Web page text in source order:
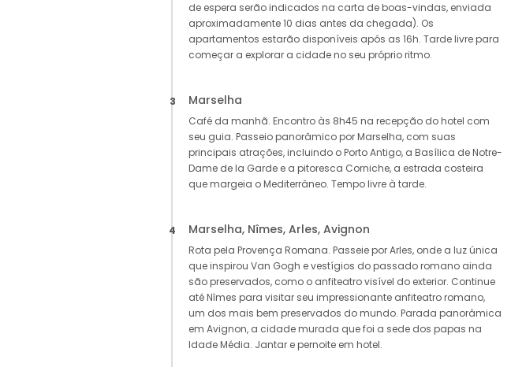
de espera serão indicados na carta de boas-vindas, enviada
aproximadamente 10 dias antes da chegada). Os
apartamentos estarão disponíveis após as 16h. Tarde livre para
começar a explorar a cidade no seu próprio ritmo.
3 Marselha
Café da manhã. Encontro às 8h45 na recepção do hotel com
seu guia. Passeio panorâmico por Marselha, com suas
principais atrações, incluindo o Porto Antigo, a Basílica de Notre-
Dame de la Garde e a pitoresca Corniche, a estrada costeira
que margeia o Mediterrâneo. Tempo livre à tarde.
4 Marselha, Nîmes, Arles, Avignon
Rota pela Provença Romana. Passeie por Arles, onde a luz única
que inspirou Van Gogh e vestígios do passado romano ainda
são preservados, como o anfiteatro visível do exterior. Continue
até Nîmes para visitar seu impressionante anfiteatro romano,
um dos mais bem preservados do mundo. Parada panorâmica
em Avignon, a cidade murada que foi a sede dos papas na
Idade Média. Jantar e pernoite em hotel.